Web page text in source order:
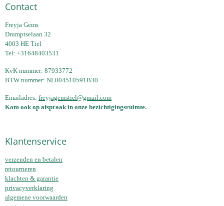
Contact
Freyja Gems
Drumptselaan 32
4003 HE Tiel
Tel: +31648403531
KvK nummer: 87933772
BTW nummer: NL004510591B30
Emailadres: freyjagemstiel@gmail.com
Kom ook op afspraak in onze bezichtigingsruimte.
Klantenservice
verzenden en betalen
retourneren
klachten & garantie
privacyverklaring
algemene voorwaarden